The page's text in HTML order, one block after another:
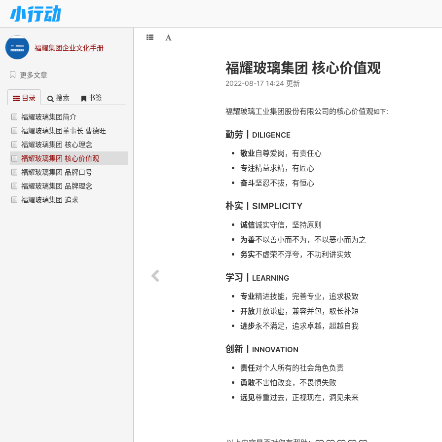
福耀集团企业文化手册
更多文章
目录 搜索 书签
福耀玻璃集团简介
福耀玻璃集团董事长 曹德旺
福耀玻璃集团 核心理念
福耀玻璃集团 核心价值观
福耀玻璃集团 品牌口号
福耀玻璃集团 品牌理念
福耀玻璃集团 追求
福耀玻璃集团 核心价值观
2022-08-17 14:24 更新
福耀玻璃工业集团股份有限公司的核心价值观如下：
勤劳丨
DILIGENCE
敬业自尊爱岗，有责任心
专注精益求精，有匠心
奋斗坚忍不拔，有恒心
朴实丨SIMPLICITY
诚信诚实守信，坚持原则
为善不以善小而不为，不以恶小而为之
务实不虚荣不浮夸，不功利讲实效
学习丨
LEARNING
专业精进技能，完善专业，追求极致
开放开放谦虚，兼容并包，取长补短
进步永不满足，追求卓越，超越自我
创新丨
INNOVATION
责任对个人所有的社会角色负责
勇敢不害怕改变，不畏惧失败
远见尊重过去，正视现在，洞见未来